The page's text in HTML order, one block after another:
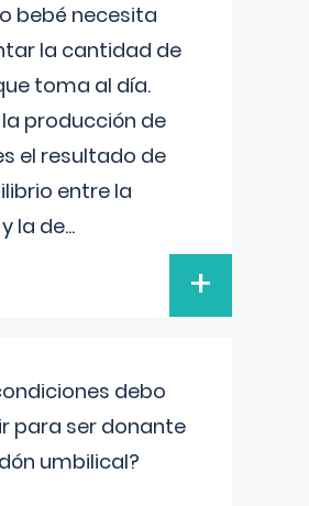
bebé necesita
la cantidad de
toma al día.
producción de
el resultado de
entre la
la de...
+
debo
para ser donante
umbilical?